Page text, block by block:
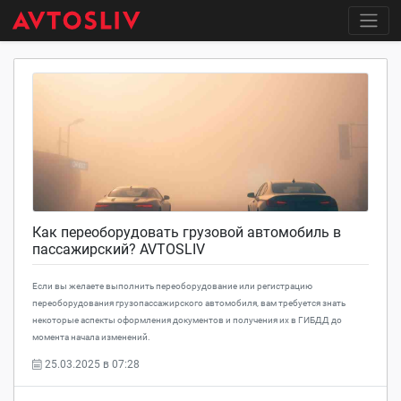
Как переоборудовать грузовой автомобиль в
пассажирский? AVTOSLIV
Если вы желаете выполнить переоборудование или регистрацию
переоборудования грузопассажирского автомобиля, вам требуется знать
некоторые аспекты оформления документов и получения их в ГИБДД до
момента начала изменений.
25.03.2025 в 07:28